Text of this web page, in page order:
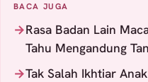
BACA JUGA
Rasa Badan Lain
Tahu Mengandung
Tak Salah Ikhtiar